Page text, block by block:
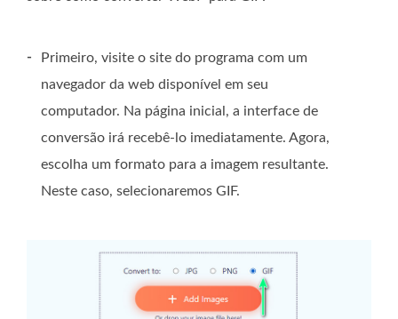
-
Primeiro, visite o site do programa com um
navegador da web disponível em seu
computador. Na página inicial, a interface de
conversão irá recebê-lo imediatamente. Agora,
escolha um formato para a imagem resultante.
Neste caso, selecionaremos GIF.